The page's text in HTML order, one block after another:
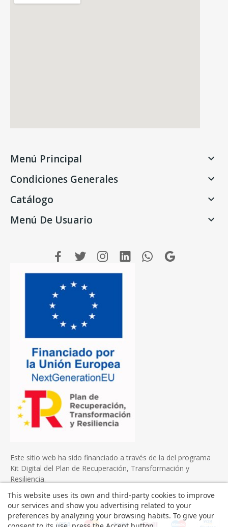
Menú Principal 
Condiciones Generales 
Catálogo 
Menú De Usuario 
Este sitio web ha sido financiado a través de la del programa
Kit Digital del Plan de Recuperación, Transformación y
Resiliencia.
This website uses its own and third-party cookies to improve
our services and show you advertising related to your
preferences by analyzing your browsing habits. To give your